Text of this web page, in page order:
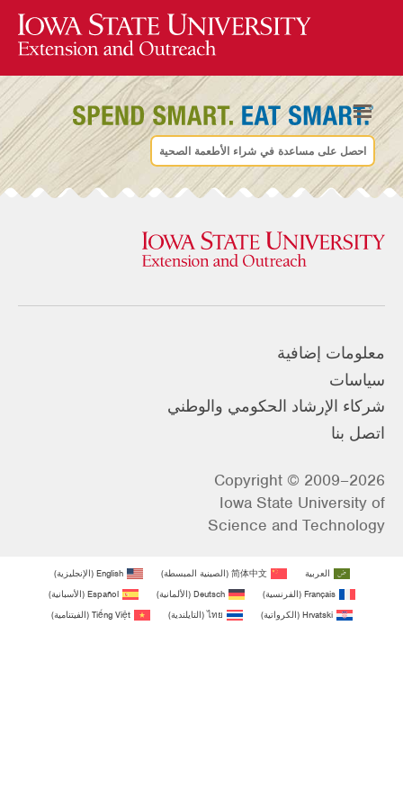
احصل على مساعدة في شراء الأطعمة الصحية
معلومات إضافية
سياسات
شركاء الإرشاد الحكومي والوطني
اتصل بنا
Copyright © 2009–2026
Iowa State University of
Science and Technology
العربية 简体中文
(الصينية المبسطة)
English
(الإنجليزية)
Français
(الفرنسية)
Deutsch
(الألمانية)
Español
(الأسبانية)
Hrvatski
(الكرواتية)
ไทย
(التايلندية)
Tiếng Việt
(الفيتنامية)